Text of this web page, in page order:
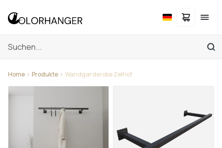
Home Produkte Wandgarderobe Zelhof